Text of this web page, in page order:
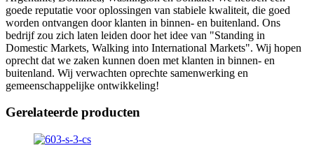
goede reputatie voor oplossingen van stabiele kwaliteit, die goed
worden ontvangen door klanten in binnen- en buitenland. Ons
bedrijf zou zich laten leiden door het idee van "Standing in
Domestic Markets, Walking into International Markets". Wij hopen
oprecht dat we zaken kunnen doen met klanten in binnen- en
buitenland. Wij verwachten oprechte samenwerking en
gemeenschappelijke ontwikkeling!
Gerelateerde producten